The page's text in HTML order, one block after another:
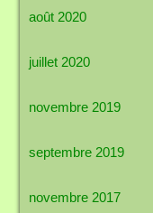
août 2020
juillet 2020
novembre 2019
septembre 2019
novembre 2017